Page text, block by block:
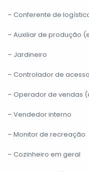
– Conferente de
– Auxiliar de produção
– Jardineiro
– Controlador de acesso
– Operador de vendas
– Vendedor interno
– Monitor de recreação
– Cozinheiro em geral